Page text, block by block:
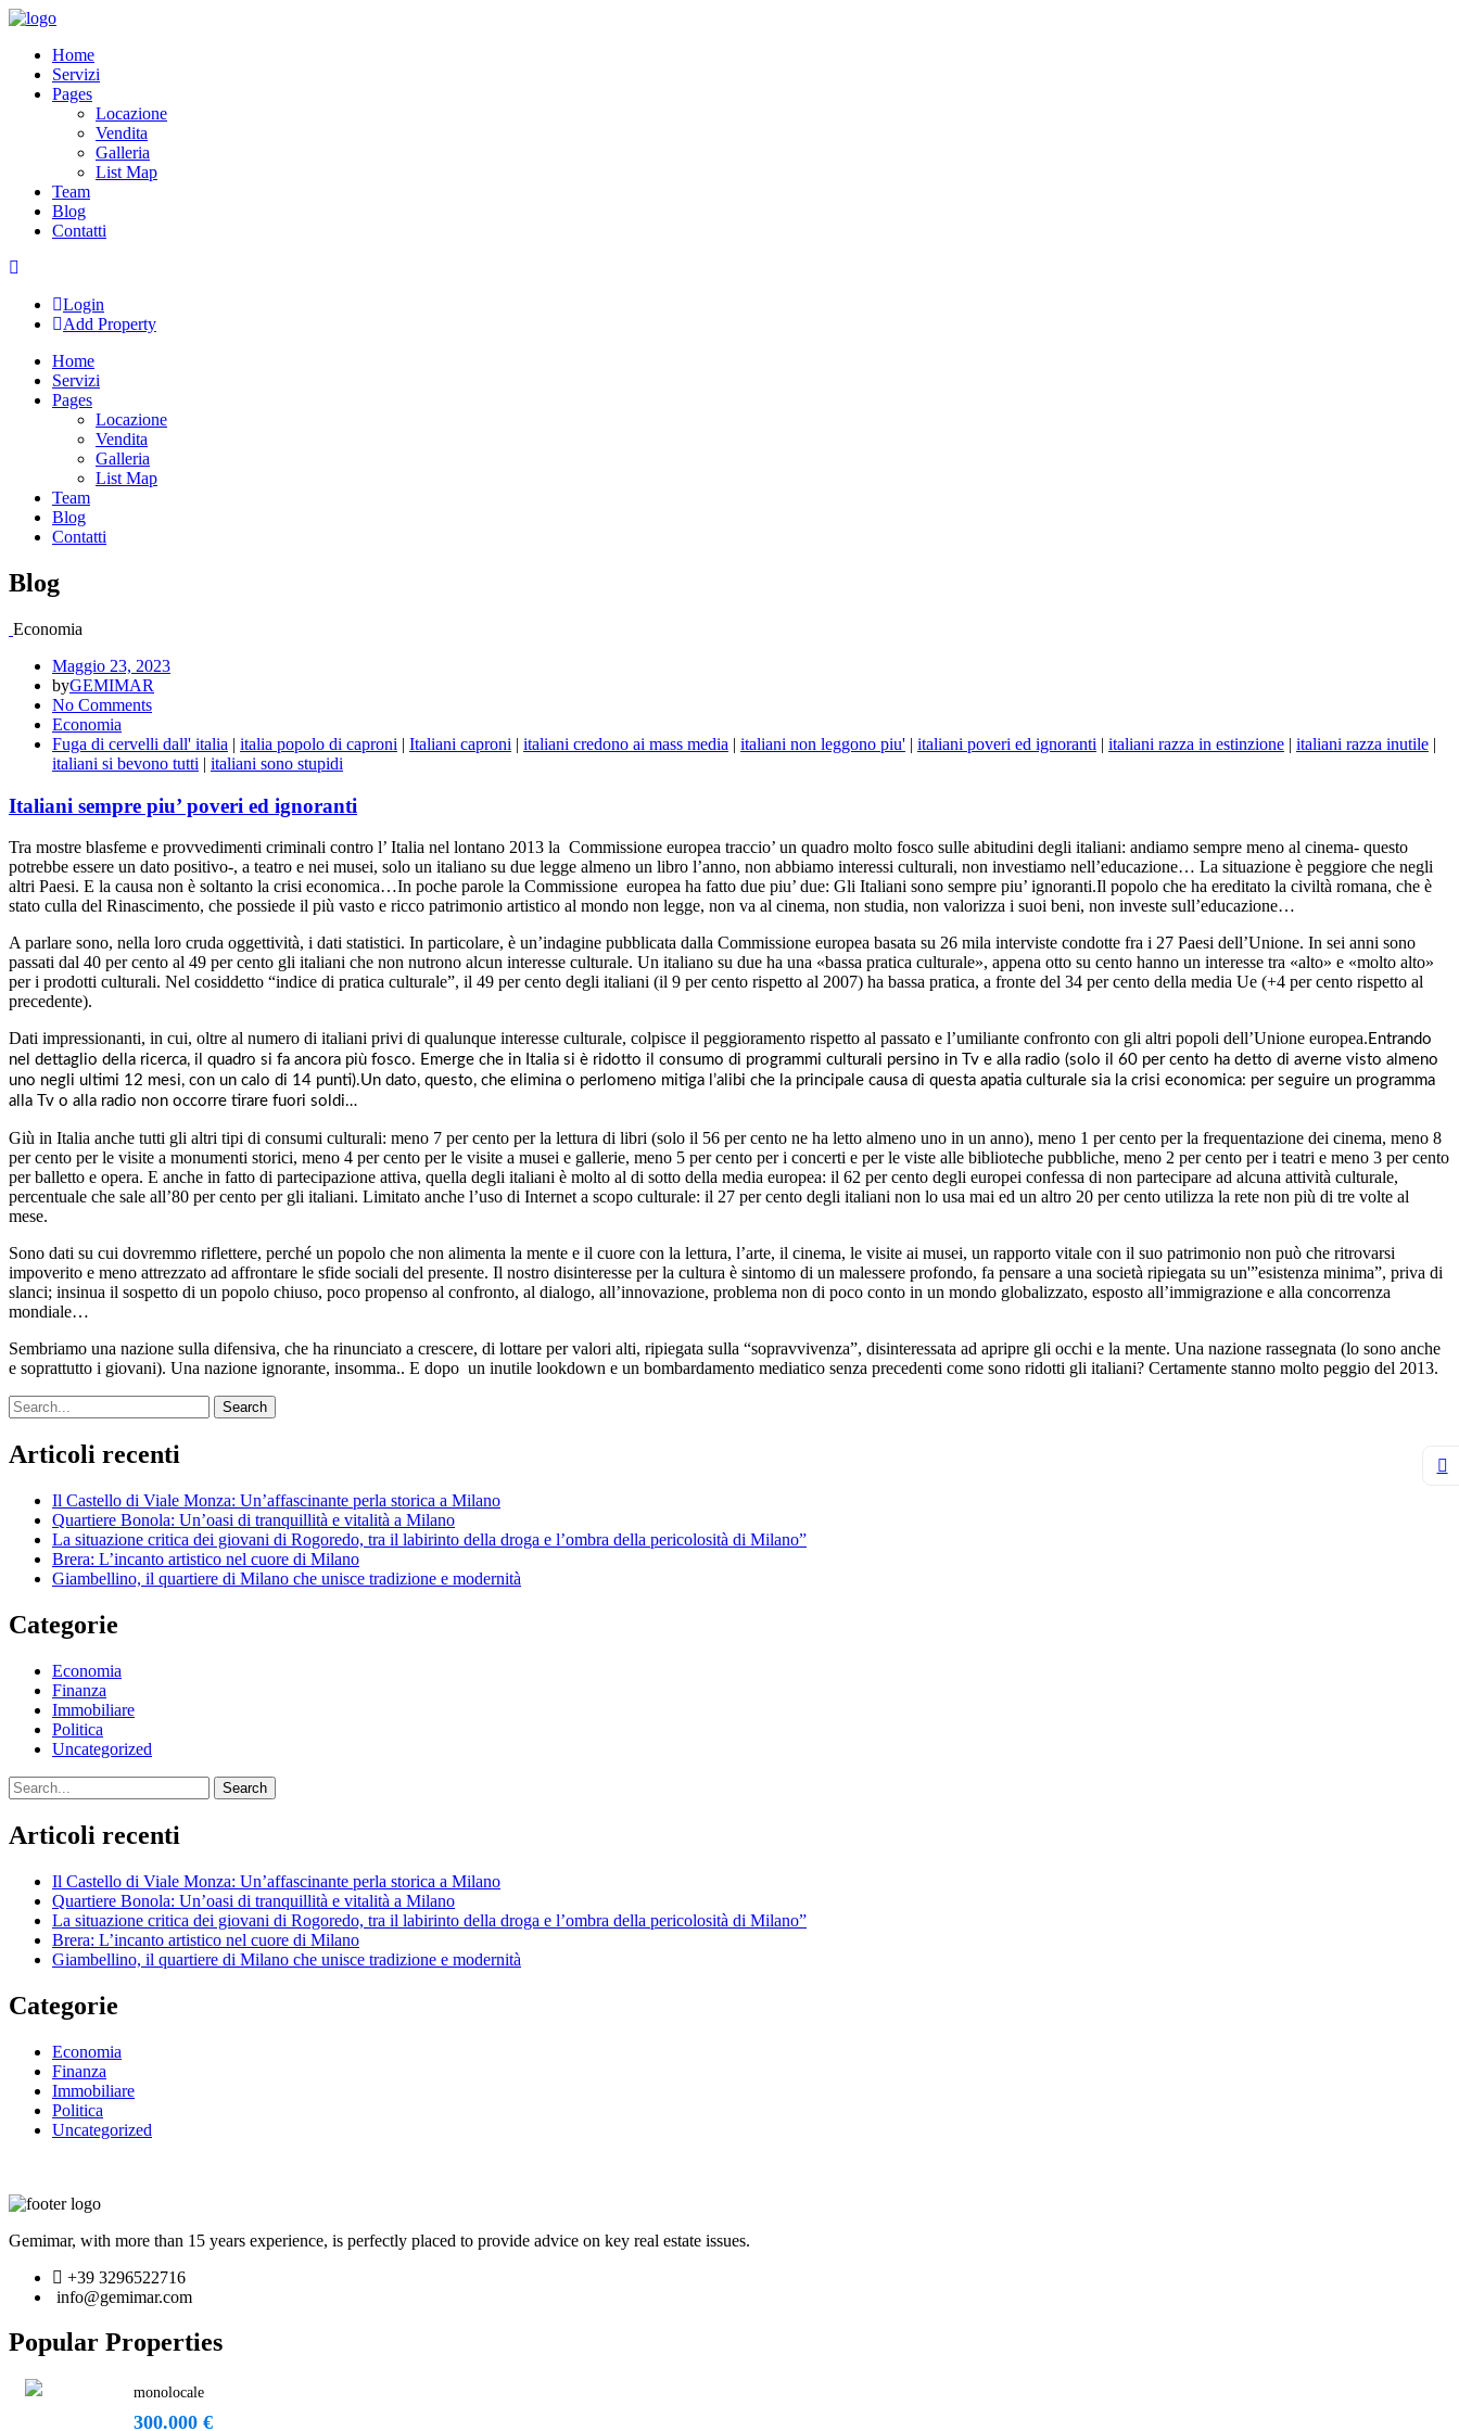
Skip
contentHome
Servizi
Pages
Locazione
Vendita
Galleria
List Map
Team
Blog
Contatti
Login
Add Property
Home
Servizi
Pages
Locazione
Vendita
Galleria
List Map
Team
Blog
Contatti
Blog
Economia
Maggio 23, 2023
byGEMIMAR
No Comments
Economia
Fuga di cervelli dall' italia | italia popolo di caproni | Italiani caproni | italiani credono ai mass media | italiani non leggono piu' | italiani poveri ed ignoranti | italiani razza in estinzione | italiani razza inutile |
italiani si bevono tutti | italiani sono stupidi
Italiani sempre piu’ poveri ed ignoranti
Tra mostre blasfeme e provvedimenti criminali contro l’ Italia nel lontano 2013 la Commissione europea traccio’ un quadro molto fosco sulle abitudini degli italiani: andiamo sempre meno al cinema- questo
potrebbe essere un dato positivo-, a teatro e nei musei, solo un italiano su due legge almeno un libro l’anno, non abbiamo interessi culturali, non investiamo nell’educazione… La situazione è peggiore che negli
altri Paesi. E la causa non è soltanto la crisi economica…In poche parole la Commissione europea ha fatto due piu’ due: Gli Italiani sono sempre piu’ ignoranti.Il popolo che ha ereditato la civiltà romana, che è
stato culla del Rinascimento, che possiede il più vasto e ricco patrimonio artistico al mondo non legge, non va al cinema, non studia, non valorizza i suoi beni, non investe sull’educazione…
A parlare sono, nella loro cruda oggettività, i dati statistici. In particolare, è un’indagine pubblicata dalla Commissione europea basata su 26 mila interviste condotte fra i 27 Paesi dell’Unione. In sei anni sono
passati dal 40 per cento al 49 per cento gli italiani che non nutrono alcun interesse culturale. Un italiano su due ha una «bassa pratica culturale», appena otto su cento hanno un interesse tra «alto» e «molto alto»
per i prodotti culturali. Nel cosiddetto “indice di pratica culturale”, il 49 per cento degli italiani (il 9 per cento rispetto al 2007) ha bassa pratica, a fronte del 34 per cento della media Ue (+4 per cento rispetto al
precedente).
Dati impressionanti, in cui, oltre al numero di italiani privi di qualunque interesse culturale, colpisce il peggioramento rispetto al passato e l’umiliante confronto con gli altri popoli dell’Unione europea. Entrando
nel dettaglio della ricerca, il quadro si fa ancora più fosco. Emerge che in Italia si è ridotto il consumo di programmi culturali persino in Tv e alla radio (solo il 60 per cento ha detto di averne visto almeno
uno negli ultimi 12 mesi, con un calo di 14 punti).Un dato, questo, che elimina o perlomeno mitiga l’alibi che la principale causa di questa apatia culturale sia la crisi economica: per seguire un programma
alla Tv o alla radio non occorre tirare fuori soldi…
Giù in Italia anche tutti gli altri tipi di consumi culturali: meno 7 per cento per la lettura di libri (solo il 56 per cento ne ha letto almeno uno in un anno), meno 1 per cento per la frequentazione dei cinema, meno 8
per cento per le visite a monumenti storici, meno 4 per cento per le visite a musei e gallerie, meno 5 per cento per i concerti e per le viste alle biblioteche pubbliche, meno 2 per cento per i teatri e meno 3 per cento
per balletto e opera. E anche in fatto di partecipazione attiva, quella degli italiani è molto al di sotto della media europea: il 62 per cento degli europei confessa di non partecipare ad alcuna attività culturale,
percentuale che sale all’80 per cento per gli italiani. Limitato anche l’uso di Internet a scopo culturale: il 27 per cento degli italiani non lo usa mai ed un altro 20 per cento utilizza la rete non più di tre volte al
mese.
Sono dati su cui dovremmo riflettere, perché un popolo che non alimenta la mente e il cuore con la lettura, l’arte, il cinema, le visite ai musei, un rapporto vitale con il suo patrimonio non può che ritrovarsi
impoverito e meno attrezzato ad affrontare le sfide sociali del presente. Il nostro disinteresse per la cultura è sintomo di un malessere profondo, fa pensare a una società ripiegata su un'”esistenza minima”, priva di
slanci; insinua il sospetto di un popolo chiuso, poco propenso al confronto, al dialogo, all’innovazione, problema non di poco conto in un mondo globalizzato, esposto all’immigrazione e alla concorrenza
mondiale…
Sembriamo una nazione sulla difensiva, che ha rinunciato a crescere, di lottare per valori alti, ripiegata sulla “sopravvivenza”, disinteressata ad apripre gli occhi e la mente. Una nazione rassegnata (lo sono anche
e soprattutto i giovani). Una nazione ignorante, insomma.. E dopo un inutile lookdown e un bombardamento mediatico senza precedenti come sono ridotti gli italiani? Certamente stanno molto peggio del 2013.
Search
Articoli recenti
Il Castello di Viale Monza: Un’affascinante perla storica a Milano
Quartiere Bonola: Un’oasi di tranquillità e vitalità a Milano
La situazione critica dei giovani di Rogoredo, tra il labirinto della droga e l’ombra della pericolosità di Milano”
Brera: L’incanto artistico nel cuore di Milano
Giambellino, il quartiere di Milano che unisce tradizione e modernità
Categorie
Economia
Finanza
Immobiliare
Politica
Uncategorized
Search
Articoli recenti
Il Castello di Viale Monza: Un’affascinante perla storica a Milano
Quartiere Bonola: Un’oasi di tranquillità e vitalità a Milano
La situazione critica dei giovani di Rogoredo, tra il labirinto della droga e l’ombra della pericolosità di Milano”
Brera: L’incanto artistico nel cuore di Milano
Giambellino, il quartiere di Milano che unisce tradizione e modernità
Categorie
Economia
Finanza
Immobiliare
Politica
Uncategorized
Gemimar, with more than 15 years experience, is perfectly placed to provide advice on key real estate issues.
+39 3296522716
info@gemimar.com
Popular Properties
monolocale
300.000 €